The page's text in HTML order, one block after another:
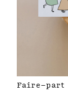
Faire-part